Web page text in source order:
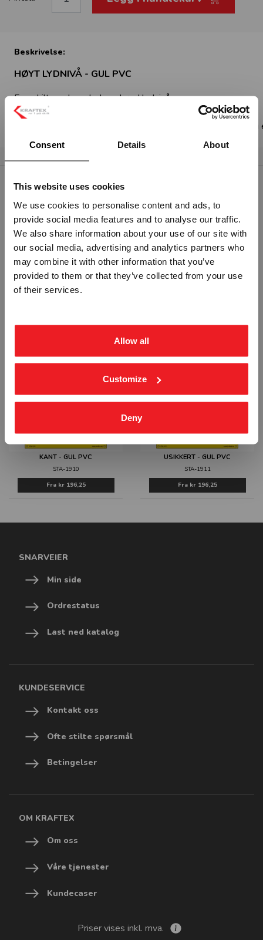
Consent Details About
This website uses cookies
We use cookies to personalise content and ads, to
provide social media features and to analyse our traffic.
We also share information about your use of our site with
our social media, advertising and analytics partners who
may combine it with other information that you’ve
provided to them or that they’ve collected from your use
of their services.
Allow all
Customize
Deny
Beskrivelse:
HØYT LYDNIVÅ - GUL PVC
Fareskilt med symbol om høyd lydnivå
Standard: ISO 7010
For å gjøre endringer på størrelse, materiale eller tekst,
RELATERTE PRODUKTER
STA-1909
KANT - GUL PVC
STA-1910
Fra kr 196,25
USIKKERT - GUL PVC
STA-1911
Fra kr 196,25
SNARVEIER
Min side
Ordrestatus
Last ned katalog
KUNDESERVICE
Kontakt oss
Ofte stilte spørsmål
Betingelser
OM KRAFTEX
Om oss
Våre tjenester
Kundecaser
Priser vises inkl. mva.
Vennligst velg portal
BEDRIFT PRIVAT